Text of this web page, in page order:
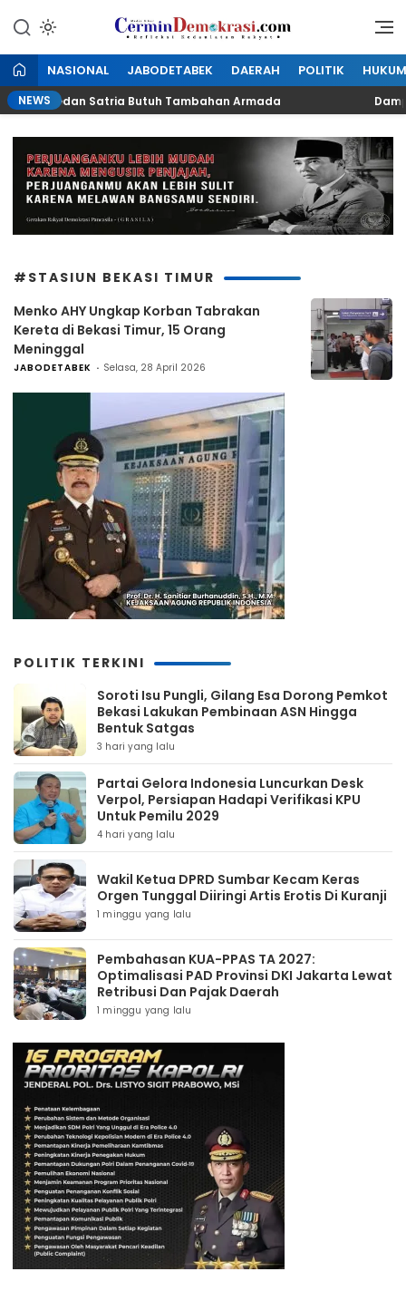
konten
CerminDemokrasi.com
Refleksi Kedaulatan Rakyat
NASIONAL JABODETABEK DAERAH POLITIK HUKUM
NEWS
LH Medan Satria Butuh Tambahan Armada
#STASIUN BEKASI TIMUR
Menko AHY Ungkap Korban Tabrakan
Kereta di Bekasi Timur, 15 Orang
Meninggal
JABODETABEK Selasa, 28 April 2026
POLITIK TERKINI
Soroti Isu Pungli, Gilang Esa Dorong Pemkot
Bekasi Lakukan Pembinaan ASN Hingga
Bentuk Satgas
3 hari yang lalu
Partai Gelora Indonesia Luncurkan Desk
Verpol, Persiapan Hadapi Verifikasi KPU
Untuk Pemilu 2029
4 hari yang lalu
Wakil Ketua DPRD Sumbar Kecam Keras
Orgen Tunggal Diiringi Artis Erotis Di Kuranji
1 minggu yang lalu
Pembahasan KUA-PPAS TA 2027:
Optimalisasi PAD Provinsi DKI Jakarta Lewat
Retribusi Dan Pajak Daerah
1 minggu yang lalu